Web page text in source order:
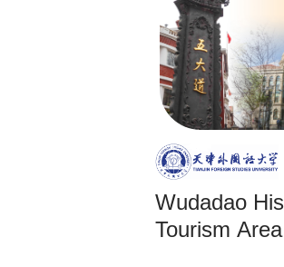
Wudadao
Tourism Area